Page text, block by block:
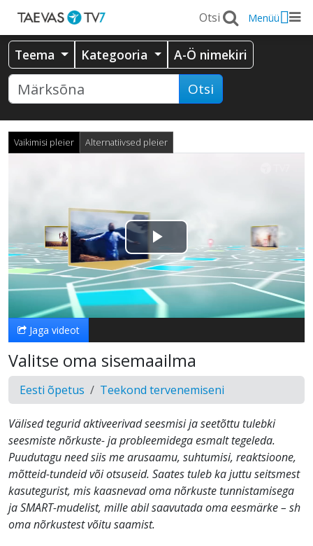
Menüü
Teema Kategooria A-Ö nimekiri
Otsi
Vaikimisi pleier Alternatiivsed pleier
Esita
video
Jaga videot
Valitse oma sisemaailma
Eesti õpetus Teekond tervenemiseni
Välised tegurid aktiveerivad seesmisi ja seetõttu tulebki
seesmiste nõrkuste- ja probleemidega esmalt tegeleda.
Puudutagu need siis me arusaamu, suhtumisi, reaktsioone,
mõtteid-tundeid või otsuseid. Saates tuleb ka juttu seitsmest
kasutegurist, mis kaasnevad oma nõrkuste tunnistamisega
ja SMART-mudelist, mille abil saavutada oma eesmärke – sh
oma nõrkustest võitu saamist.